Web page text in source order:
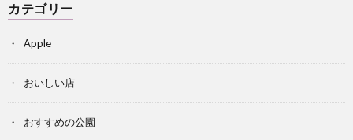
カテゴリー
Apple
おいしい店
おすすめの公園